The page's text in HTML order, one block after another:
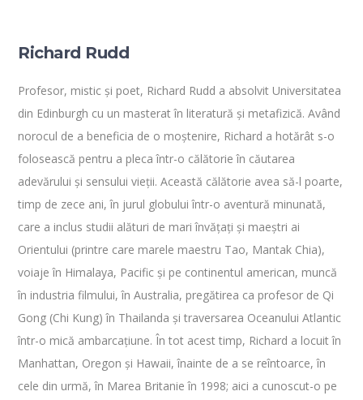
Richard Rudd
Profesor, mistic și poet, Richard Rudd a absolvit Universitatea
din Edinburgh cu un masterat în literatură și metafizică. Având
norocul de a beneficia de o moștenire, Richard a hotărât s-o
folosească pentru a pleca într-o călătorie în căutarea
adevărului și sensului vieții. Această călătorie avea să-l poarte,
timp de zece ani, în jurul globului într-o aventură minunată,
care a inclus studii alături de mari învățați și maeștri ai
Orientului (printre care marele maestru Tao, Mantak Chia),
voiaje în Himalaya, Pacific și pe continentul american, muncă
în industria filmului, în Australia, pregătirea ca profesor de Qi
Gong (Chi Kung) în Thailanda și traversarea Oceanului Atlantic
într-o mică ambarcațiune. În tot acest timp, Richard a locuit în
Manhattan, Oregon și Hawaii, înainte de a se reîntoarce, în
cele din urmă, în Marea Britanie în 1998; aici a cunoscut-o pe